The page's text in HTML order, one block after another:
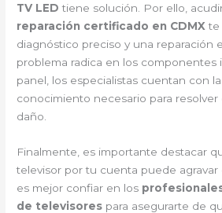
TV LED tiene solución. Por ello,
reparación certificado en CDMX te
diagnóstico preciso y una reparación
problema radica en los componentes
panel, los especialistas cuentan con
conocimiento necesario para
daño.
Finalmente, es importante destacar
televisor por tu cuenta puede agravar
es mejor confiar en los
de televisores para asegurarte de